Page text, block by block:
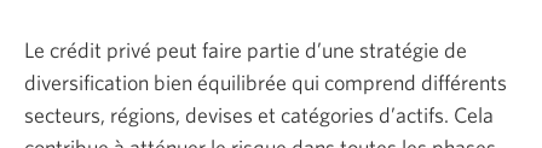
Le crédit privé peut faire partie d’une stratégie de
diversification bien équilibrée qui comprend différents
secteurs, régions, devises et catégories d’actifs. Cela